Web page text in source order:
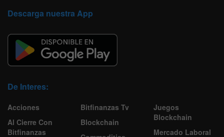
Descarga nuestra App
De Interes:
Acciones
Al Cierre Con
Bitfinanzas
Bitfinanzas Tv
Blockchain
Juegos
Blockchain
Mercado Laboral